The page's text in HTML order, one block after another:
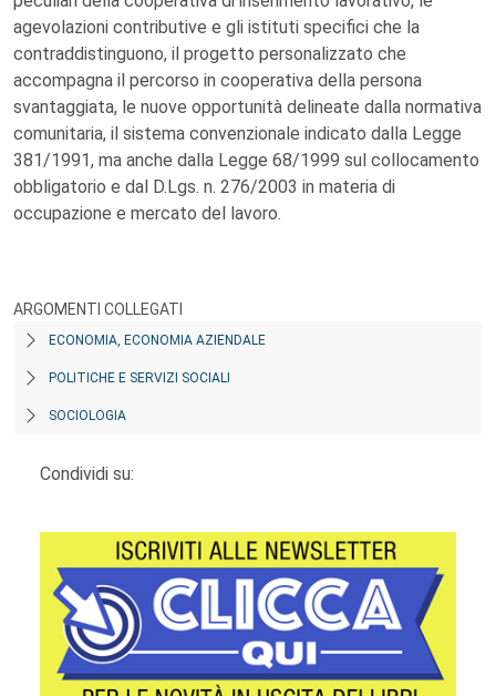
agevolazioni contributive e gli istituti specifici che la
contraddistinguono, il progetto personalizzato che
accompagna il percorso in cooperativa della persona
svantaggiata, le nuove opportunità delineate dalla normativa
comunitaria, il sistema convenzionale indicato dalla Legge
381/1991, ma anche dalla Legge 68/1999 sul collocamento
obbligatorio e dal D.Lgs. n. 276/2003 in materia di
occupazione e mercato del lavoro.
ARGOMENTI COLLEGATI
ECONOMIA, ECONOMIA AZIENDALE
POLITICHE E SERVIZI SOCIALI
SOCIOLOGIA
Condividi su: